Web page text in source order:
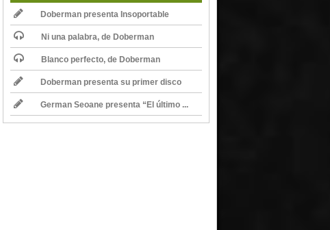
Doberman presenta Insoportable
Ni una palabra, de Doberman
Blanco perfecto, de Doberman
Doberman presenta su primer disco
German Seoane presenta “El último ...